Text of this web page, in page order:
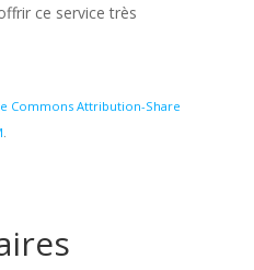
ce service très
Commons Attribution-Share
.